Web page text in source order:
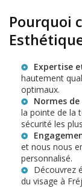
Pourquoi
Expertise
hautement
optimaux.
Normes
la pointe de la
sécurité les
et nous nous
personnalisé.
Découvrez
du visage à